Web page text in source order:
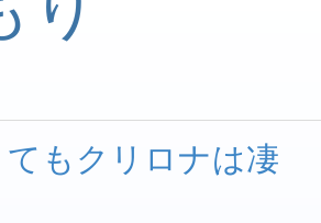
もクリロナは凄